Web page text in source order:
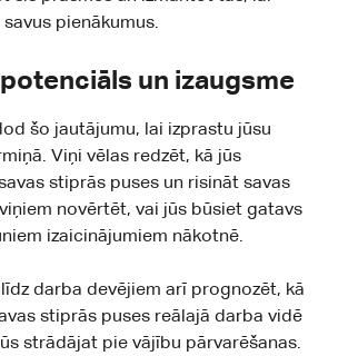
pienākumus.
potenciāls un izaugsme
šo jautājumu, lai izprastu jūsu
Viņi vēlas redzēt, kā jūs
stiprās puses un risināt savas
novērtēt, vai jūs būsiet gatavs
izaicinājumiem nākotnē.
darba devējiem arī prognozēt, kā
stiprās puses reālajā darba vidē
strādājat pie vājību pārvarēšanas.